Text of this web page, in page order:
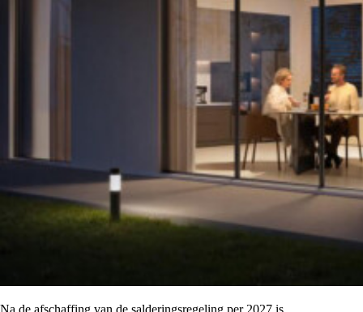
Na de afschaffing van de salderingsregeling per 2027 is